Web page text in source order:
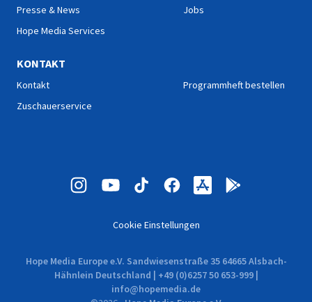
Presse & News
Hope Media Services
Jobs
KONTAKT
Kontakt
Zuschauerservice
Programmheft bestellen
Cookie Einstellungen
Hope Media Europe e.V. Sandwiesenstraße 35 64665 Alsbach-
Hähnlein Deutschland | +49 (0)6257 50 653-999 |
info@hopemedia.de